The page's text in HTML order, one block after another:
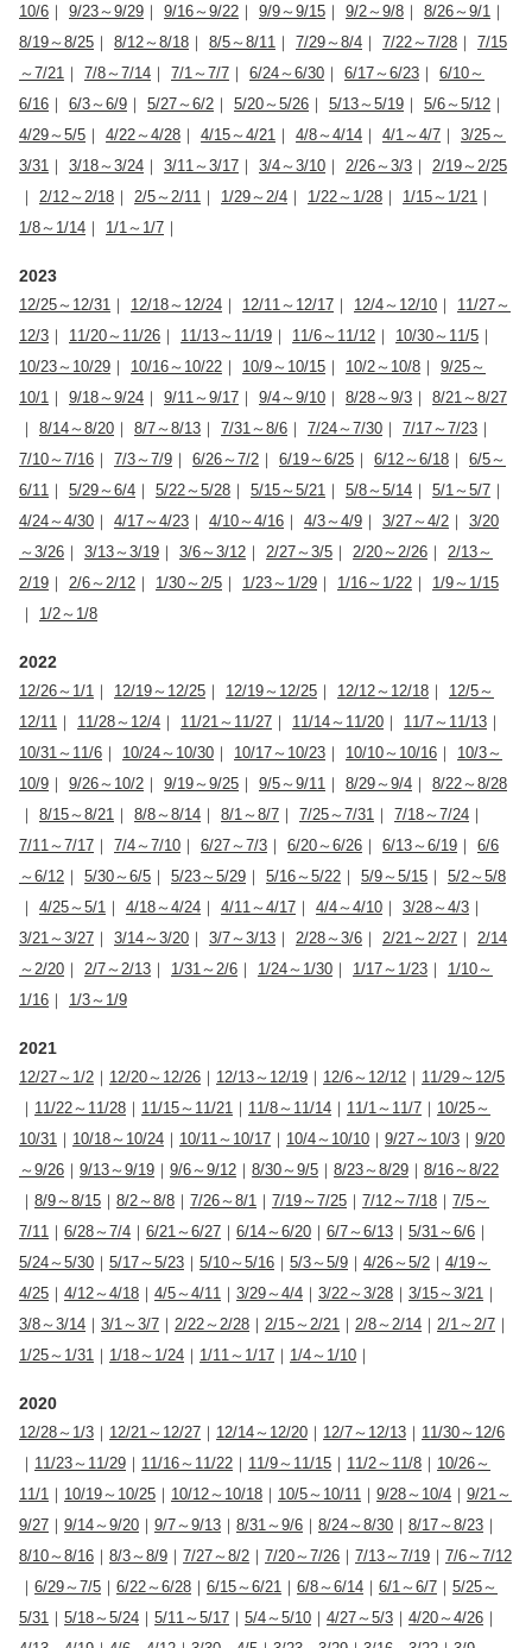
10/6 ｜ 9/23～9/29 ｜ 9/16～9/22 ｜ 9/9～9/15 ｜ 9/2～9/8 ｜ 8/26～9/1 ｜
8/19～8/25 ｜ 8/12～8/18 ｜ 8/5～8/11 ｜ 7/29～8/4 ｜ 7/22～7/28 ｜ 7/15
～7/21 ｜ 7/8～7/14 ｜ 7/1～7/7 ｜ 6/24～6/30 ｜ 6/17～6/23 ｜ 6/10～
6/16 ｜ 6/3～6/9 ｜ 5/27～6/2 ｜ 5/20～5/26 ｜ 5/13～5/19 ｜ 5/6～5/12 ｜
4/29～5/5 ｜ 4/22～4/28 ｜ 4/15～4/21 ｜ 4/8～4/14 ｜ 4/1～4/7 ｜ 3/25～
3/31 ｜ 3/18～3/24 ｜ 3/11～3/17 ｜ 3/4～3/10 ｜ 2/26～3/3 ｜ 2/19～2/25
｜ 2/12～2/18 ｜ 2/5～2/11 ｜ 1/29～2/4 ｜ 1/22～1/28 ｜ 1/15～1/21 ｜
1/8～1/14 ｜ 1/1～1/7 ｜
2023
12/25～12/31 ｜ 12/18～12/24 ｜ 12/11～12/17 ｜ 12/4～12/10 ｜ 11/27～
12/3 ｜ 11/20～11/26 ｜ 11/13～11/19 ｜ 11/6～11/12 ｜ 10/30～11/5 ｜
10/23～10/29 ｜ 10/16～10/22 ｜ 10/9～10/15 ｜ 10/2～10/8 ｜ 9/25～
10/1 ｜ 9/18～9/24 ｜ 9/11～9/17 ｜ 9/4～9/10 ｜ 8/28～9/3 ｜ 8/21～8/27
｜ 8/14～8/20 ｜ 8/7～8/13 ｜ 7/31～8/6 ｜ 7/24～7/30 ｜ 7/17～7/23 ｜
7/10～7/16 ｜ 7/3～7/9 ｜ 6/26～7/2 ｜ 6/19～6/25 ｜ 6/12～6/18 ｜ 6/5～
6/11 ｜ 5/29～6/4 ｜ 5/22～5/28 ｜ 5/15～5/21 ｜ 5/8～5/14 ｜ 5/1～5/7 ｜
4/24～4/30 ｜ 4/17～4/23 ｜ 4/10～4/16 ｜ 4/3～4/9 ｜ 3/27～4/2 ｜ 3/20
～3/26 ｜ 3/13～3/19 ｜ 3/6～3/12 ｜ 2/27～3/5 ｜ 2/20～2/26 ｜ 2/13～
2/19 ｜ 2/6～2/12 ｜ 1/30～2/5 ｜ 1/23～1/29 ｜ 1/16～1/22 ｜ 1/9～1/15
｜ 1/2～1/8
2022
12/26～1/1 ｜ 12/19～12/25 ｜ 12/19～12/25 ｜ 12/12～12/18 ｜ 12/5～
12/11 ｜ 11/28～12/4 ｜ 11/21～11/27 ｜ 11/14～11/20 ｜ 11/7～11/13 ｜
10/31～11/6 ｜ 10/24～10/30 ｜ 10/17～10/23 ｜ 10/10～10/16 ｜ 10/3～
10/9 ｜ 9/26～10/2 ｜ 9/19～9/25 ｜ 9/5～9/11 ｜ 8/29～9/4 ｜ 8/22～8/28
｜ 8/15～8/21 ｜ 8/8～8/14 ｜ 8/1～8/7 ｜ 7/25～7/31 ｜ 7/18～7/24 ｜
7/11～7/17 ｜ 7/4～7/10 ｜ 6/27～7/3 ｜ 6/20～6/26 ｜ 6/13～6/19 ｜ 6/6
～6/12 ｜ 5/30～6/5 ｜ 5/23～5/29 ｜ 5/16～5/22 ｜ 5/9～5/15 ｜ 5/2～5/8
｜ 4/25～5/1 ｜ 4/18～4/24 ｜ 4/11～4/17 ｜ 4/4～4/10 ｜ 3/28～4/3 ｜
3/21～3/27 ｜ 3/14～3/20 ｜ 3/7～3/13 ｜ 2/28～3/6 ｜ 2/21～2/27 ｜ 2/14
～2/20 ｜ 2/7～2/13 ｜ 1/31～2/6 ｜ 1/24～1/30 ｜ 1/17～1/23 ｜ 1/10～
1/16 ｜ 1/3～1/9
2021
12/27～1/2 ｜ 12/20～12/26 ｜ 12/13～12/19 ｜ 12/6～12/12 ｜ 11/29～12/5
｜ 11/22～11/28 ｜ 11/15～11/21 ｜ 11/8～11/14 ｜ 11/1～11/7 ｜ 10/25～
10/31 ｜ 10/18～10/24 ｜ 10/11～10/17 ｜ 10/4～10/10 ｜ 9/27～10/3 ｜ 9/20
～9/26 ｜ 9/13～9/19 ｜ 9/6～9/12 ｜ 8/30～9/5 ｜ 8/23～8/29 ｜ 8/16～8/22
｜ 8/9～8/15 ｜ 8/2～8/8 ｜ 7/26～8/1 ｜ 7/19～7/25 ｜ 7/12～7/18 ｜ 7/5～
7/11 ｜ 6/28～7/4 ｜ 6/21～6/27 ｜ 6/14～6/20 ｜ 6/7～6/13 ｜ 5/31～6/6 ｜
5/24～5/30 ｜ 5/17～5/23 ｜ 5/10～5/16 ｜ 5/3～5/9 ｜ 4/26～5/2 ｜ 4/19～
4/25 ｜ 4/12～4/18 ｜ 4/5～4/11 ｜ 3/29～4/4 ｜ 3/22～3/28 ｜ 3/15～3/21 ｜
3/8～3/14 ｜ 3/1～3/7 ｜ 2/22～2/28 ｜ 2/15～2/21 ｜ 2/8～2/14 ｜ 2/1～2/7 ｜
1/25～1/31 ｜ 1/18～1/24 ｜ 1/11～1/17 ｜ 1/4～1/10 ｜
2020
12/28～1/3 ｜ 12/21～12/27 ｜ 12/14～12/20 ｜ 12/7～12/13 ｜ 11/30～12/6
｜ 11/23～11/29 ｜ 11/16～11/22 ｜ 11/9～11/15 ｜ 11/2～11/8 ｜ 10/26～
11/1 ｜ 10/19～10/25 ｜ 10/12～10/18 ｜ 10/5～10/11 ｜ 9/28～10/4 ｜ 9/21～
9/27 ｜ 9/14～9/20 ｜ 9/7～9/13 ｜ 8/31～9/6 ｜ 8/24～8/30 ｜ 8/17～8/23 ｜
8/10～8/16 ｜ 8/3～8/9 ｜ 7/27～8/2 ｜ 7/20～7/26 ｜ 7/13～7/19 ｜ 7/6～7/12
｜ 6/29～7/5 ｜ 6/22～6/28 ｜ 6/15～6/21 ｜ 6/8～6/14 ｜ 6/1～6/7 ｜ 5/25～
5/31 ｜ 5/18～5/24 ｜ 5/11～5/17 ｜ 5/4～5/10 ｜ 4/27～5/3 ｜ 4/20～4/26 ｜